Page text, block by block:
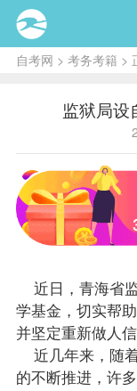
自考网 > 考务考籍 >
监狱局设
近日，青海省
学基金，切实帮
并坚定重新做人
近几年来，随
的不断推进，许